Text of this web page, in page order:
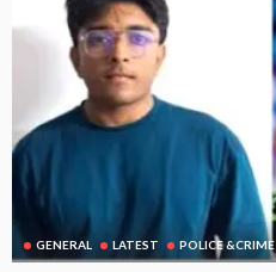
GENERAL LATEST POLICE &CRIME